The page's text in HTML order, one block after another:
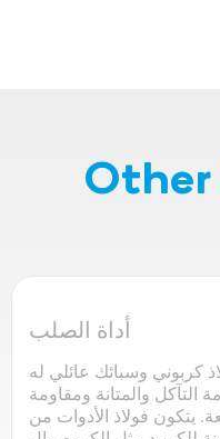
Other
أداة الصلب
كربوني وسبائك عائلي له
والمتانة ومقاومة
يتكون فولاذ الأدوات من